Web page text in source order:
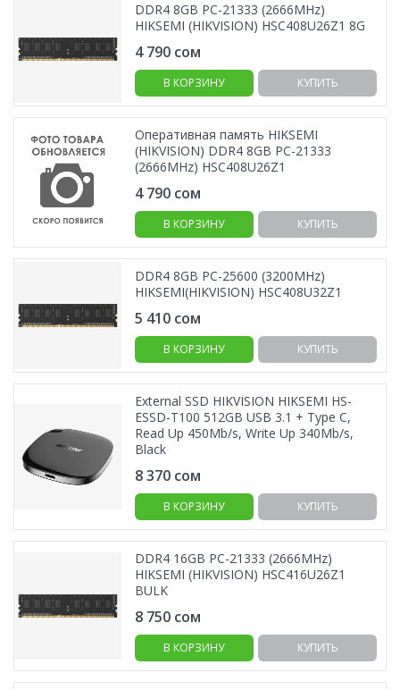
DDR4 8GB PC-21333 (2666MHz)
HIKSEMI (HIKVISION) HSC408U26Z1 8G
4 790 сом
В КОРЗИНУ КУПИТЬ
Оперативная память HIKSEMI
(HIKVISION) DDR4 8GB PC-21333
(2666MHz) HSC408U26Z1
4 790 сом
В КОРЗИНУ КУПИТЬ
DDR4 8GB PC-25600 (3200MHz)
HIKSEMI(HIKVISION) HSC408U32Z1
5 410 сом
В КОРЗИНУ КУПИТЬ
External SSD HIKVISION HIKSEMI HS-
ESSD-T100 512GB USB 3.1 + Type C,
Read Up 450Mb/s, Write Up 340Mb/s,
Black
8 370 сом
В КОРЗИНУ КУПИТЬ
DDR4 16GB PC-21333 (2666MHz)
HIKSEMI (HIKVISION) HSC416U26Z1
BULK
8 750 сом
В КОРЗИНУ КУПИТЬ